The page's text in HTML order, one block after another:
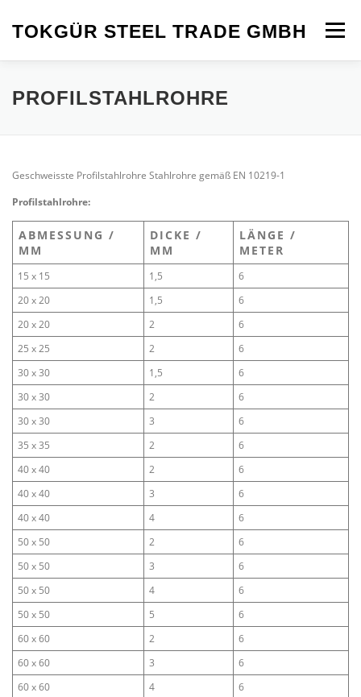
Inhalt
springen
TOKGÜR STEEL TRADE GMBH Menü
START ÜBER UNS LASERPRODUKTE
PROFILSTAHLROHRE
Geschweisste Profilstahlrohre Stahlrohre gemäß EN 10219-1
Profilstahlrohre:
ABMESSUNG /
MM
DICKE /
MM
LÄNGE /
METER
15 x 15 1,5
6
20 x 20
1,5
6
20 x 20
2
6
25 x 25
2
6
30 x 30
1,5
6
30 x 30
2
6
30 x 30
3
6
35 x 35
2
6
40 x 40
2
6
40 x 40
3
6
40 x 40
4
6
50 x 50
2
6
50 x 50
3
6
50 x 50
4
6
50 x 50
5
6
60 x 60
2
6
60 x 60
3
6
60 x 60
4
6